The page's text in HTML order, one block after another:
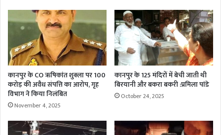
कानपुर के CO ऋषिकांत शुक्ला पर 100
करोड़ की अवैध संपत्ति का आरोप, गृह
विभाग ने किया निलंबित
November 4, 2025
कानपुर के 125 मंदिरों में बेची जाती थी
बिरयानी और बकरा बकरी :प्रमिला पांडे
October 24, 2025